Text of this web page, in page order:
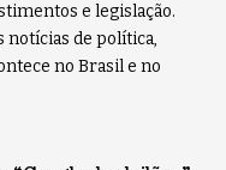
e legislação.
notícias de política,
no Brasil e no